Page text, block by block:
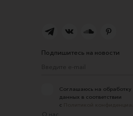
Подпишитесь на новости
Соглашаюсь на обработку
данных в соответствии
с
О нас